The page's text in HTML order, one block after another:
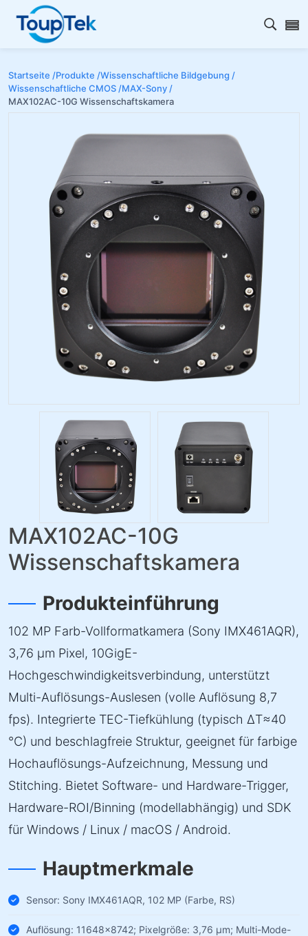
Open
Startseite /Produkte /Wissenschaftliche Bildgebung /
Wissenschaftliche CMOS /MAX-Sony /
MAX102AC-10G Wissenschaftskamera
MAX102AC-10G
Wissenschaftskamera
Produkteinführung
102 MP Farb-Vollformatkamera (Sony IMX461AQR),
3,76 µm Pixel, 10GigE-
Hochgeschwindigkeitsverbindung, unterstützt
Multi-Auflösungs-Auslesen (volle Auflösung 8,7
fps). Integrierte TEC-Tiefkühlung (typisch ΔT≈40
°C) und beschlagfreie Struktur, geeignet für farbige
Hochauflösungs-Aufzeichnung, Messung und
Stitching. Bietet Software- und Hardware-Trigger,
Hardware-ROI/Binning (modellabhängig) und SDK
für Windows / Linux / macOS / Android.
Hauptmerkmale
Sensor: Sony IMX461AQR, 102 MP (Farbe, RS)
Auflösung: 11648×8742; Pixelgröße: 3,76 µm; Multi-Mode-